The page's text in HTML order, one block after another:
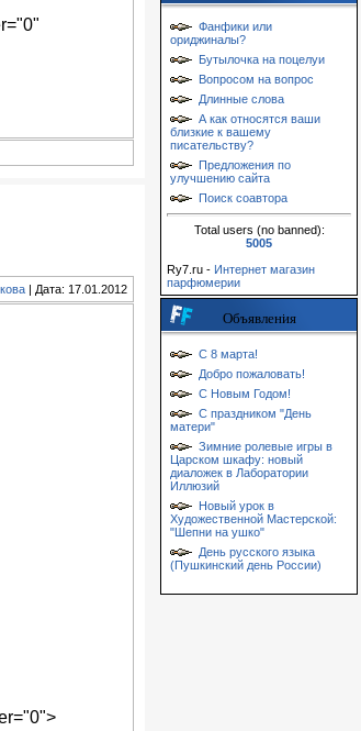
| Дата: 17.01.2012
Фанфики или
ориджиналы?
Бутылочка на поцелуи
Вопросом на вопрос
Длинные слова
А как относятся ваши
близкие к вашему
писательству?
Предложения по
улучшению сайта
Поиск соавтора
Total users (no banned):
5005
Ry7.ru - Интернет магазин
парфюмерии
Объявления
С 8 марта!
Добро пожаловать!
С Новым Годом!
С праздником "День
матери"
Зимние ролевые игры в
Царском шкафу: новый
диаложек в Лаборатории
Иллюзий
Новый урок в
Художественной Мастерской:
"Шепни на ушко"
День русского языка
(Пушкинский день России)